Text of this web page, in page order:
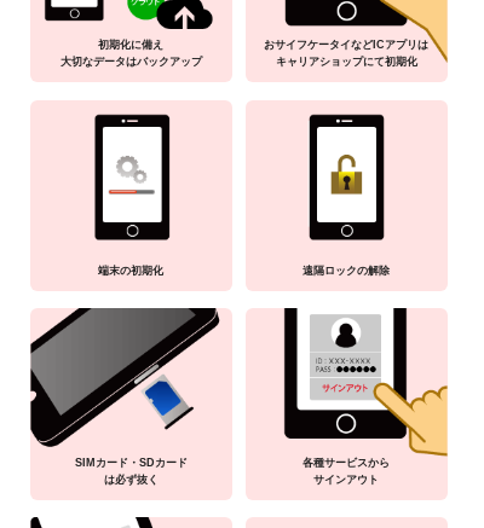
初期化に備え
大切なデータはバックアップ
おサイフケータイなどICアプリは
キャリアショップにて初期化
端末の初期化 遠隔ロックの解除
SIMカード・SDカード
は必ず抜く
各種サービスから
サインアウト